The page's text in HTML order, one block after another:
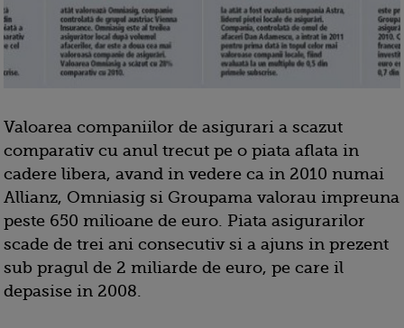
Valoarea companiilor de asigurari a scazut
comparativ cu anul trecut pe o piata aflata in
cadere libera, avand in vedere ca in 2010 numai
Allianz, Omniasig si Groupama valorau impreuna
peste 650 milioane de euro. Piata asigurarilor
scade de trei ani consecutiv si a ajuns in prezent
sub pragul de 2 miliarde de euro, pe care il
depasise in 2008.